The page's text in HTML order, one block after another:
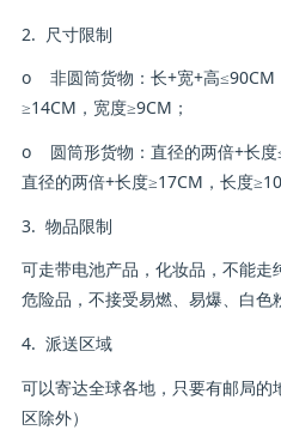
2. 尺寸限制
o 非圆筒货物：长+宽+高≤90CM
≥14CM，宽度≥9CM；
o 圆筒形货物：直径的两倍+长度
直径的两倍+长度≥17CM，长度
3. 物品限制
可走带电池产品，化妆品，不能走
危险品，不接受易燃、易爆、白色
4. 派送区域
可以寄达全球各地，只要有邮局
区除外）